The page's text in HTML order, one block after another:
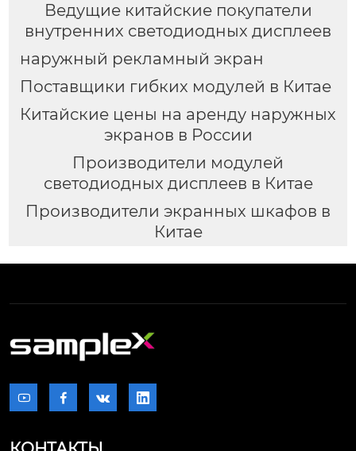
Ведущие китайские покупатели
внутренних светодиодных дисплеев
наружный рекламный экран
Поставщики гибких модулей в Китае
Китайские цены на аренду наружных
экранов в России
Производители модулей
светодиодных дисплеев в Китае
Производители экранных шкафов в
Китае
   